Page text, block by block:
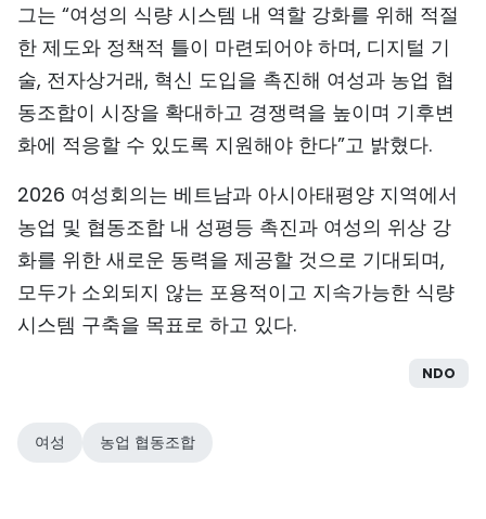
그는 “여성의 식량 시스템 내 역할 강화를 위해 적절
한 제도와 정책적 틀이 마련되어야 하며, 디지털 기
술, 전자상거래, 혁신 도입을 촉진해 여성과 농업 협
동조합이 시장을 확대하고 경쟁력을 높이며 기후변
화에 적응할 수 있도록 지원해야 한다”고 밝혔다.
2026 여성회의는 베트남과 아시아태평양 지역에서
농업 및 협동조합 내 성평등 촉진과 여성의 위상 강
화를 위한 새로운 동력을 제공할 것으로 기대되며,
모두가 소외되지 않는 포용적이고 지속가능한 식량
시스템 구축을 목표로 하고 있다.
NDO
여성 농업 협동조합